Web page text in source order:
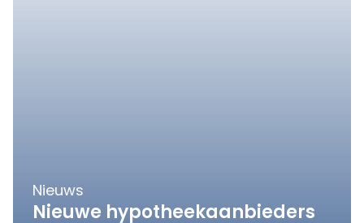
Nieuws
Nieuwe hypotheekaanbieders